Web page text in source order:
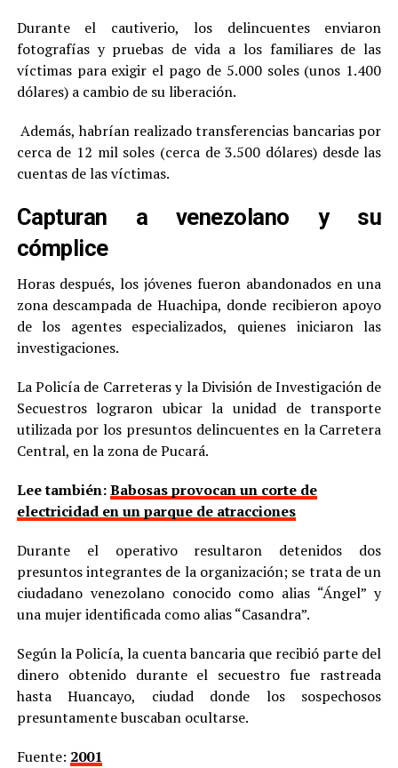
Durante el cautiverio, los delincuentes enviaron
fotografías y pruebas de vida a los familiares de las
víctimas para exigir el pago de 5.000 soles (unos 1.400
dólares) a cambio de su liberación.
Además, habrían realizado transferencias bancarias por
cerca de 12 mil soles (cerca de 3.500 dólares) desde las
cuentas de las víctimas.
Capturan a venezolano y su
cómplice
Horas después, los jóvenes fueron abandonados en una
zona descampada de Huachipa, donde recibieron apoyo
de los agentes especializados, quienes iniciaron las
investigaciones.
La Policía de Carreteras y la División de Investigación de
Secuestros lograron ubicar la unidad de transporte
utilizada por los presuntos delincuentes en la Carretera
Central, en la zona de Pucará.
Lee también:Babosas provocan un corte de
electricidad en un parque de atracciones
Durante el operativo resultaron detenidos dos
presuntos integrantes de la organización; se trata de un
ciudadano venezolano conocido como alias “Ángel” y
una mujer identificada como alias “Casandra”.
Según la Policía, la cuenta bancaria que recibió parte del
dinero obtenido durante el secuestro fue rastreada
hasta Huancayo, ciudad donde los sospechosos
presuntamente buscaban ocultarse.
Fuente: 2001